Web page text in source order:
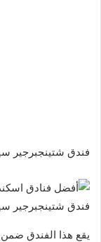
فندق شتينجبرجير
فندق شتينجبرجير
يقع هذا الفندق ضمن